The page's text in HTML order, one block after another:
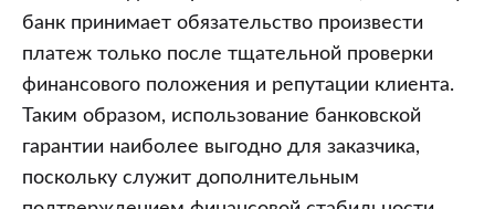
банк принимает обязательство произвести
платеж только после тщательной проверки
финансового положения и репутации клиента.
Таким образом, использование банковской
гарантии наиболее выгодно для заказчика,
поскольку служит дополнительным